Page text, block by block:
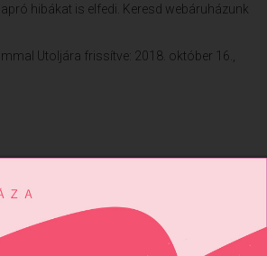
hibákat is elfedi. Keresd webáruházunk
Utoljára frissítve: 2018. október 16.,